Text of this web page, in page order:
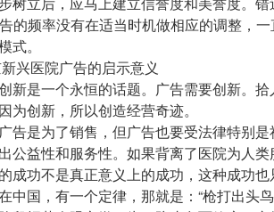
频率没有在适当时机做相应的调整，一
式。
医院广告的启示意义
是一个永恒的话题。广告需要创新。拾
为创新，所以创造经营奇迹。
是为了销售，但广告也要受法律特别是
公益性和服务性。如果背离了医院为人
成功不是真正意义上的成功，这种成功也
国，有一个定律，那就是：“枪打出头